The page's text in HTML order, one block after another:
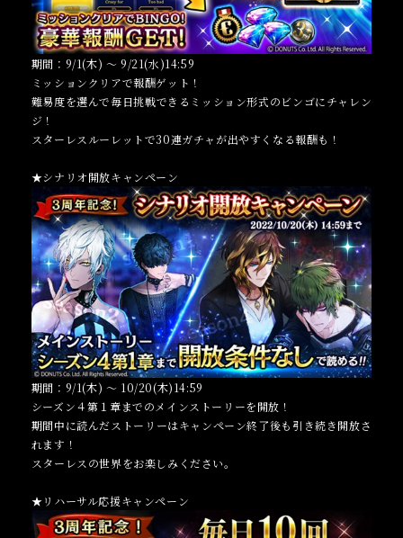
期間：9/1(木) ～ 9/21(水)14:59
ミッションクリアで報酬ゲット！
難易度を選んで毎日挑戦できるミッション形式のビンゴにチャレン
ジ！
スターレスルーレットで30連ガチャが出やすくなる報酬も！
★シナリオ開放キャンペーン
期間：9/1(木) ～ 10/20(木)14:59
シーズン４第１章までのメインストーリーを開放！
期間中に読んだストーリーはキャンペーン終了後も引き続き開放さ
れます！
スターレスの世界をお楽しみください。
★リハーサル応援キャンペーン